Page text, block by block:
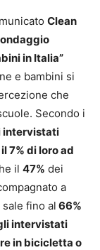
Clean
in Italia”
e bambini si
che
Secondo i
intervistati
7% di loro ad
il 47% dei
a
fino al 66%
intervistati
in bicicletta o